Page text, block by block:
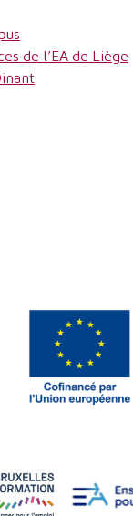
de l’EA de Liège